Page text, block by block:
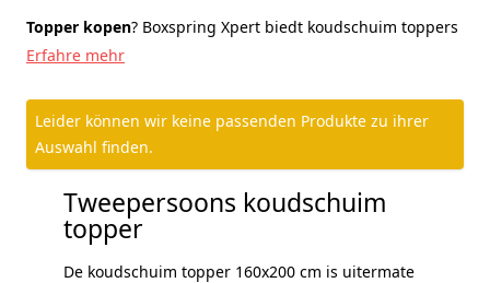
Topper kopen? Boxspring Xpert biedt koudschuim toppers
in veel verschillende afmetingen aan. Zo is een
bestellen! Onze koudschuim toppers 160x200 zijn in
verschillende modellen verkrijgbaar. We hebben namelijk
topmatrassen die geheel van koudschuim zijn gemaakt,
koudschuim en een andere schuimsoort. Een koudschuim
topper 160x200 ligt zeer comfortabel en biedt een goede
ondersteuning.
Erfahre mehr
Leider können wir keine passenden Produkte zu ihrer
Auswahl finden.
Tweepersoons koudschuim
topper
De koudschuim topper 160x200 cm is uitermate